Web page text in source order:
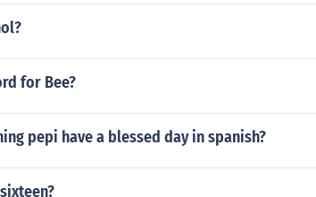
for Bee?
pepi have a blessed day in spanish?